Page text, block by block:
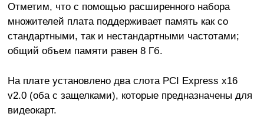
Отметим, что с помощью расширенного набора
множителей плата поддерживает память как со
стандартными, так и нестандартными частотами;
общий объем памяти равен 8 Гб.
На плате установлено два слота PCI Express x16
v2.0 (оба с защелками), которые предназначены для
видеокарт.